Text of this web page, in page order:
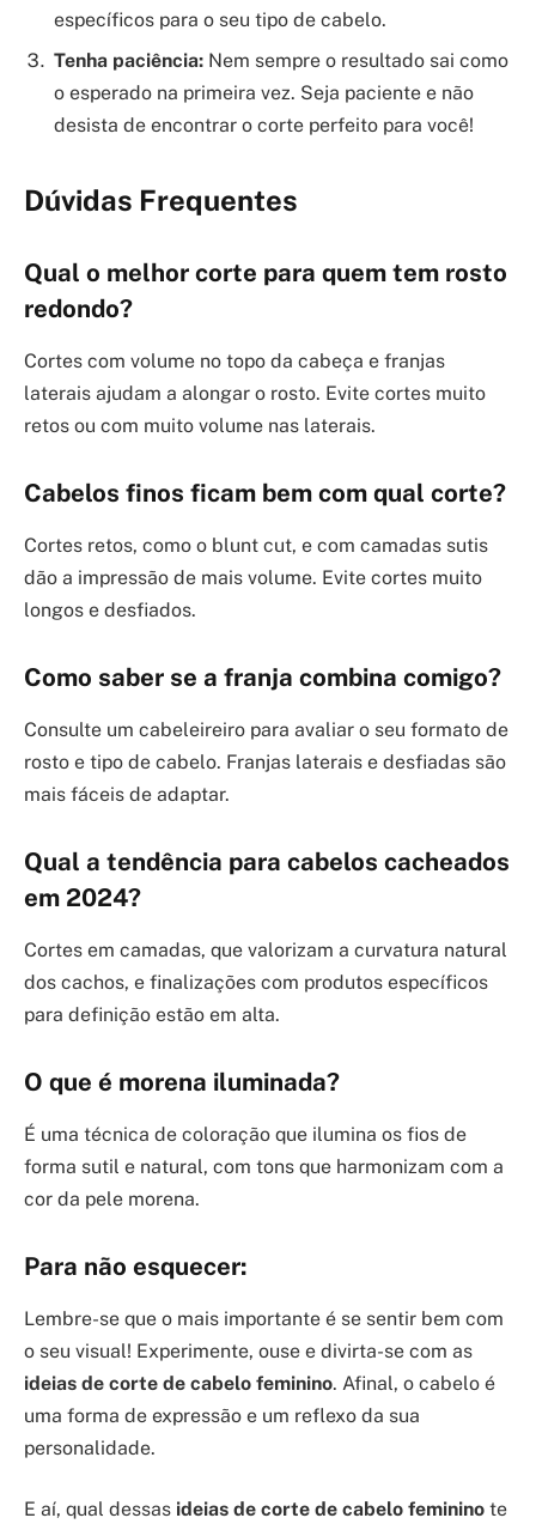
específicos para o seu tipo de cabelo.
Tenha paciência: Nem sempre o resultado sai como
o esperado na primeira vez. Seja paciente e não
desista de encontrar o corte perfeito para você!
Dúvidas Frequentes
Qual o melhor corte para quem tem rosto
redondo?
Cortes com volume no topo da cabeça e franjas
laterais ajudam a alongar o rosto. Evite cortes muito
retos ou com muito volume nas laterais.
Cabelos finos ficam bem com qual corte?
Cortes retos, como o blunt cut, e com camadas sutis
dão a impressão de mais volume. Evite cortes muito
longos e desfiados.
Como saber se a franja combina comigo?
Consulte um cabeleireiro para avaliar o seu formato de
rosto e tipo de cabelo. Franjas laterais e desfiadas são
mais fáceis de adaptar.
Qual a tendência para cabelos cacheados
em 2024?
Cortes em camadas, que valorizam a curvatura natural
dos cachos, e finalizações com produtos específicos
para definição estão em alta.
O que é morena iluminada?
É uma técnica de coloração que ilumina os fios de
forma sutil e natural, com tons que harmonizam com a
cor da pele morena.
Para não esquecer:
Lembre-se que o mais importante é se sentir bem com
o seu visual! Experimente, ouse e divirta-se com as
ideias de corte de cabelo feminino. Afinal, o cabelo é
uma forma de expressão e um reflexo da sua
personalidade.
E aí, qual dessas ideias de corte de cabelo feminino te